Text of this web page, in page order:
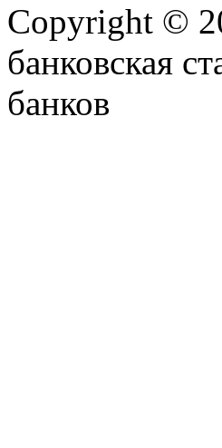
Copyright ©
банковская
банков